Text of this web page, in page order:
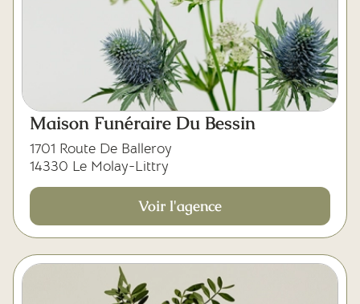
Maison Funéraire Du Bessin
1701 Route De Balleroy
14330 Le Molay-Littry
Voir l'agence